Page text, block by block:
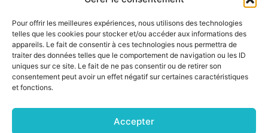
Pour offrir les meilleures expériences, nous utilisons des technologies
telles que les cookies pour stocker et/ou accéder aux informations des
appareils. Le fait de consentir à ces technologies nous permettra de
traiter des données telles que le comportement de navigation ou les ID
uniques sur ce site. Le fait de ne pas consentir ou de retirer son
consentement peut avoir un effet négatif sur certaines caractéristiques
et fonctions.
Accepter
: 8h30-12h
/ 14h -
17h30
contact@synia.fr
SITE CRÉÉ PAR :DIXIT L’AGENCE